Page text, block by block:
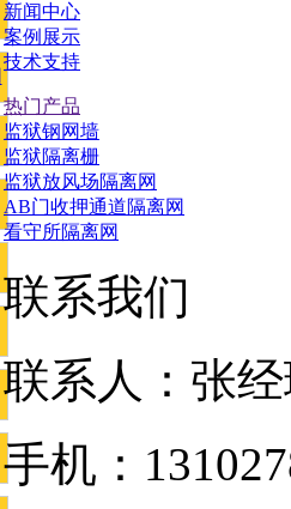
新闻中心
案例展示
技术支持
热门产品
监狱钢网墙
监狱隔离栅
监狱放风场隔离网
AB门收押通道隔离网
看守所隔离网
联系我们
联系人：张
手机：